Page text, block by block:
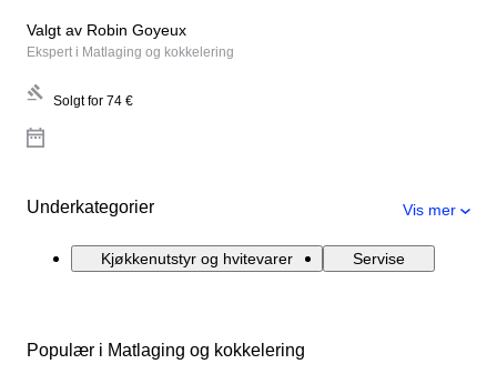
Valgt av Robin Goyeux
Ekspert i Matlaging og kokkelering
Solgt for 74 €
Underkategorier Vis mer
Kjøkkenutstyr og hvitevarer Servise
Populær i Matlaging og kokkelering